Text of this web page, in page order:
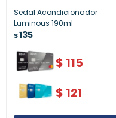
Sedal Acondicionador
Luminous 190ml
$135
$ 115
$ 121